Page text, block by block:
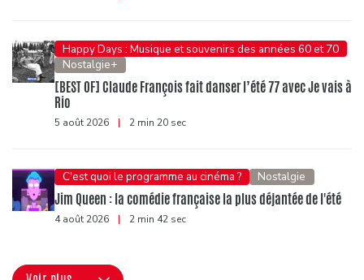
Happy Days : Musique et souvenirs des années 60 et 70
Nostalgie+
[BEST OF] Claude François fait danser l’été 77 avec Je vais à
Rio
5 août 2026 | 2 min 20 sec
C'est quoi le programme au cinéma ? Nostalgie
Jim Queen : la comédie française la plus déjantée de l'été
4 août 2026 | 2 min 42 sec